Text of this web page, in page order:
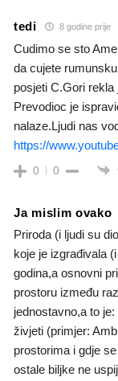
tedi 8 godine prije
Cudimo se sto
da cujete
posjeti C.Gori rekla
Prevodioc je
nalaze.Ljudi nas
https://
0 0
Ja mislim ovako
Priroda (i ljudi su
koje je izgrađivala
godina,a osnovni
prostoru između
jednostavno,a to
živjeti (primjer:
prostorima i gdje
ostale biljke ne